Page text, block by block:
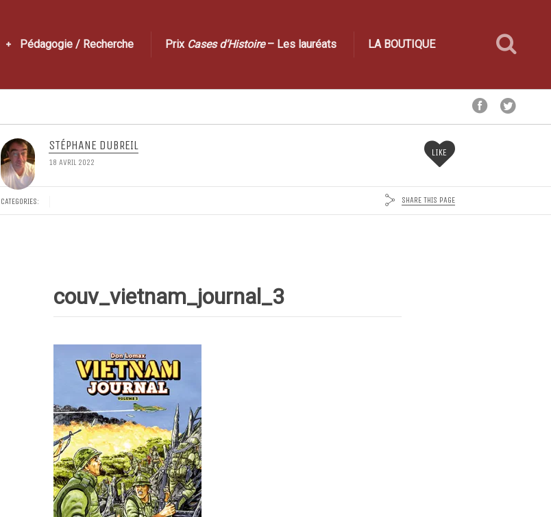
Pédagogie / Recherche Prix Cases d’Histoire– Les lauréats LA BOUTIQUE
STÉPHANE DUBREIL
18 AVRIL 2022
LIKE
CATEGORIES: SHARE THIS PAGE
couv_vietnam_journal_3